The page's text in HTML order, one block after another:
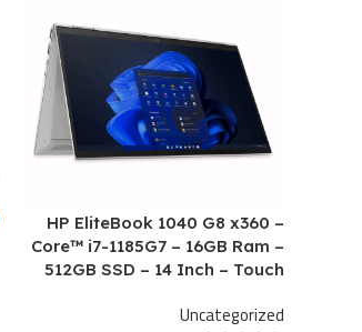
HP EliteBook 1040 G8 x360 –
Core™ i7-1185G7 – 16GB Ram –
512GB SSD – 14 Inch – Touch
Uncategorized